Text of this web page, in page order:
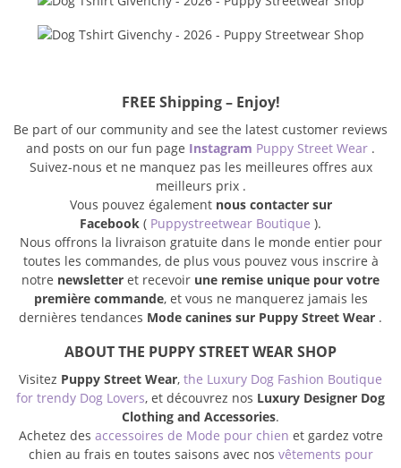
FREE Shipping – Enjoy!
Be part of our community and see the latest customer reviews
and posts on our fun page Instagram Puppy Street Wear .
Suivez-nous et ne manquez pas les meilleures offres aux
meilleurs prix .
Vous pouvez également nous contacter sur
Facebook ( Puppystreetwear Boutique ).
Nous offrons la livraison gratuite dans le monde entier pour
toutes les commandes, de plus vous pouvez vous inscrire à
notre newsletter et recevoir une remise unique pour votre
première commande, et vous ne manquerez jamais les
dernières tendances Mode canines sur Puppy Street Wear .
ABOUT THE PUPPY STREET WEAR SHOP
Visitez Puppy Street Wear, the Luxury Dog Fashion Boutique
for trendy Dog Lovers, et découvrez nos Luxury Designer Dog
Clothing and Accessories.
Achetez des accessoires de Mode pour chien et gardez votre
chien au frais en toutes saisons avec nos vêtements pour